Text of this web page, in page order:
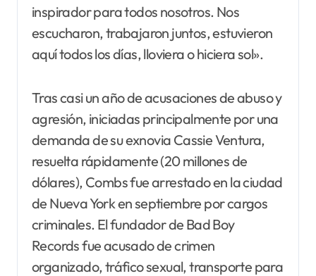
inspirador para todos nosotros. Nos
escucharon, trabajaron juntos, estuvieron
aquí todos los días, lloviera o hiciera sol».
Tras casi un año de acusaciones de abuso y
agresión, iniciadas principalmente por una
demanda de su exnovia Cassie Ventura,
resuelta rápidamente (20 millones de
dólares), Combs fue arrestado en la ciudad
de Nueva York en septiembre por cargos
criminales. El fundador de Bad Boy
Records fue acusado de crimen
organizado, tráfico sexual, transporte para